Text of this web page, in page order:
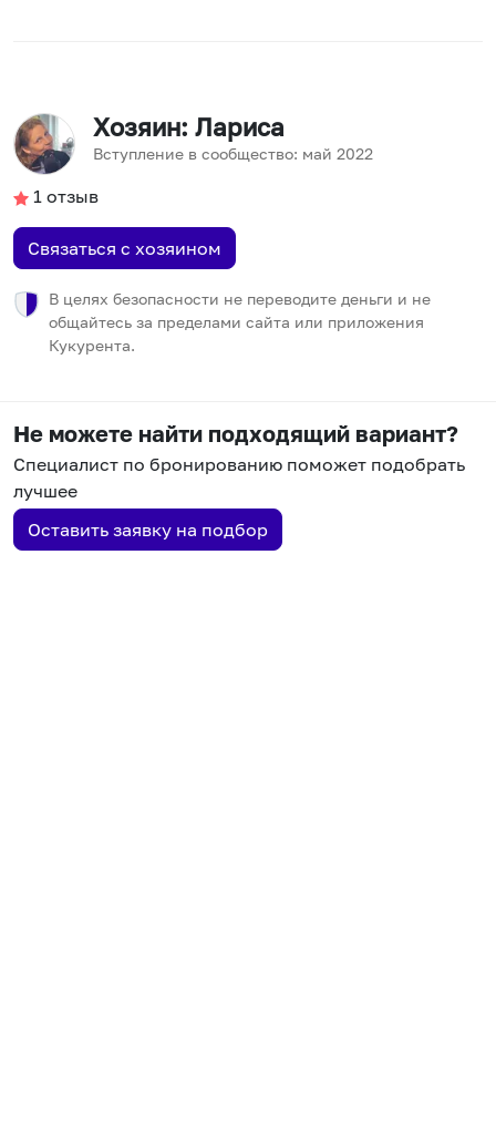
Хозяин: Лариса
Вступление в сообщество: май 2022
1 отзыв
Связаться с хозяином
В целях безопасности не переводите деньги и не
общайтесь за пределами сайта или приложения
Кукурента.
Не можете найти подходящий вариант?
Специалист по бронированию поможет подобрать
лучшее
Оставить заявку на подбор